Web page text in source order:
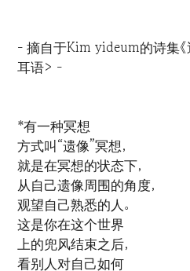
- 摘自于Kim yideum的诗集
耳语> -
*有一种冥想
方式叫“遗像”冥想，
就是在冥想的状态下，
从自己遗像周围的角度，
观望自己熟悉的人。
这是你在这个世界
上的兜风结束之后，
看别人对自己如何